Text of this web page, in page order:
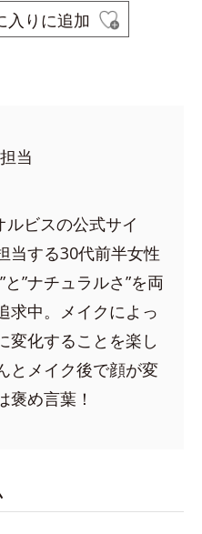
入りに追加
当
ビスの公式サイ
当する30代前半女性
”ナチュラルさ”を両
求中。メイクによっ
変化することを楽し
とメイク後で顔が変
褒め言葉！